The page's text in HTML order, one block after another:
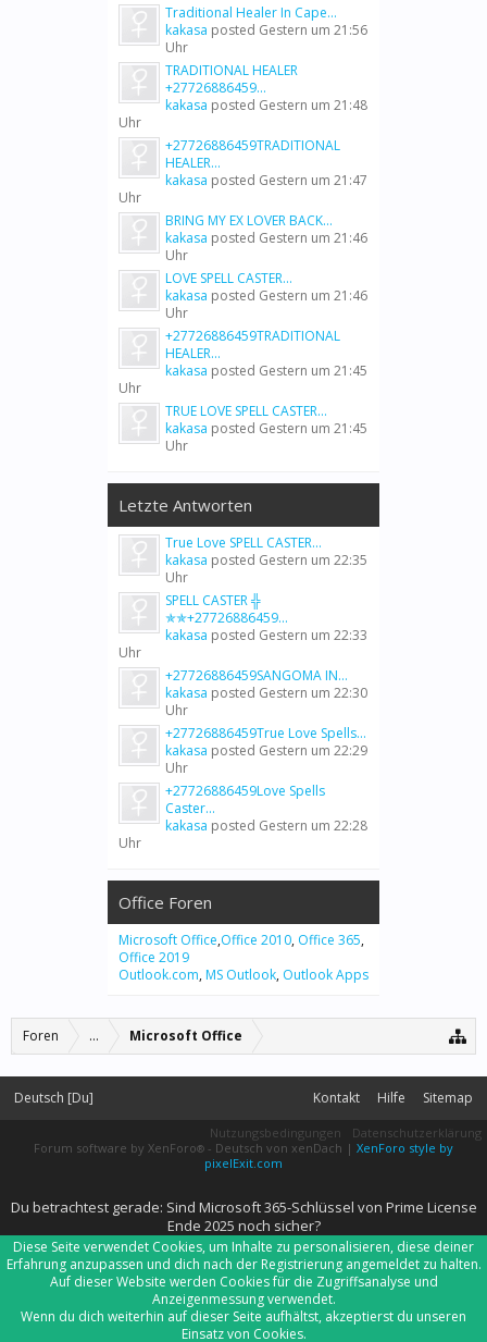
Traditional Healer In Cape...
kakasa posted Gestern um 21:56
Uhr
TRADITIONAL HEALER
+27726886459...
kakasa posted Gestern um 21:48
Uhr
+27726886459TRADITIONAL
HEALER...
kakasa posted Gestern um 21:47
Uhr
BRING MY EX LOVER BACK...
kakasa posted Gestern um 21:46
Uhr
LOVE SPELL CASTER...
kakasa posted Gestern um 21:46
Uhr
+27726886459TRADITIONAL
HEALER...
kakasa posted Gestern um 21:45
Uhr
TRUE LOVE SPELL CASTER...
kakasa posted Gestern um 21:45
Uhr
Letzte Antworten
True Love SPELL CASTER...
kakasa posted Gestern um 22:35
Uhr
SPELL CASTER ╬
✯✯+27726886459...
kakasa posted Gestern um 22:33
Uhr
+27726886459SANGOMA IN...
kakasa posted Gestern um 22:30
Uhr
+27726886459True Love Spells...
kakasa posted Gestern um 22:29
Uhr
+27726886459Love Spells
Caster...
kakasa posted Gestern um 22:28
Uhr
Office Foren
Microsoft Office,Office 2010, Office 365,
Office 2019
Outlook.com, MS Outlook, Outlook Apps
Foren ... Microsoft Office
Deutsch [Du] Kontakt Hilfe Sitemap
Nutzungsbedingungen
Datenschutzerklärung
Forum software by XenForo® - Deutsch von xenDach | XenForo style by
pixelExit.com
Du betrachtest gerade: Sind Microsoft 365-Schlüssel von Prime License
Ende 2025 noch sicher?
Diese Seite verwendet Cookies, um Inhalte zu personalisieren, diese deiner
Erfahrung anzupassen und dich nach der Registrierung angemeldet zu halten.
Auf dieser Website werden Cookies für die Zugriffsanalyse und
Anzeigenmessung verwendet.
Wenn du dich weiterhin auf dieser Seite aufhältst, akzeptierst du unseren
Einsatz von Cookies.